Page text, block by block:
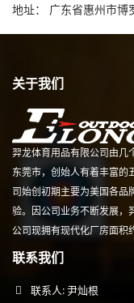
地址： 广东省惠州市博
关于我们
羿龙体育用品有限公司由几
东莞市，创始人有着丰富的
司始创初期主要为美国各品
验。因公司业务不断发展，
公司现拥有现代化厂房面积
联系我们
联系人: 尹灿根